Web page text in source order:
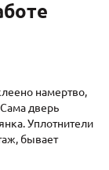
намертво,
дверь
Уплотнители
бывает